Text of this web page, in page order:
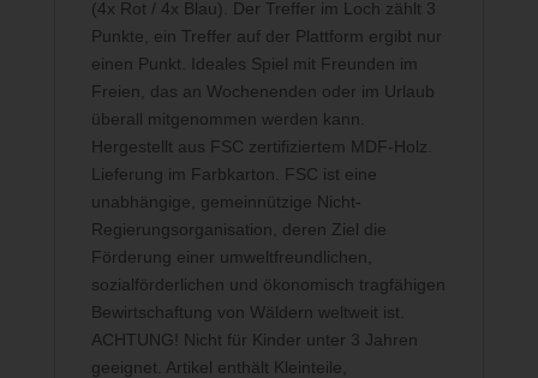
(4x Rot / 4x Blau). Der Treffer im Loch zählt 3
Punkte, ein Treffer auf der Plattform ergibt nur
einen Punkt. Ideales Spiel mit Freunden im
Freien, das an Wochenenden oder im Urlaub
überall mitgenommen werden kann.
Hergestellt aus FSC zertifiziertem MDF-Holz.
Lieferung im Farbkarton. FSC ist eine
unabhängige, gemeinnützige Nicht-
Regierungsorganisation, deren Ziel die
Förderung einer umweltfreundlichen,
sozialförderlichen und ökonomisch tragfähigen
Bewirtschaftung von Wäldern weltweit ist.
ACHTUNG! Nicht für Kinder unter 3 Jahren
geeignet. Artikel enthält Kleinteile,